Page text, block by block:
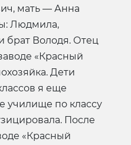
мать — Анна
Людмила,
брат Володя. Отец
«Красный
Дети
я еще
училище по классу
После
«Красный